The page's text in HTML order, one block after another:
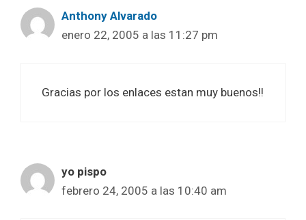
Anthony Alvarado
enero 22, 2005 a las 11:27 pm
Gracias por los enlaces estan muy buenos!!
yo pispo
febrero 24, 2005 a las 10:40 am